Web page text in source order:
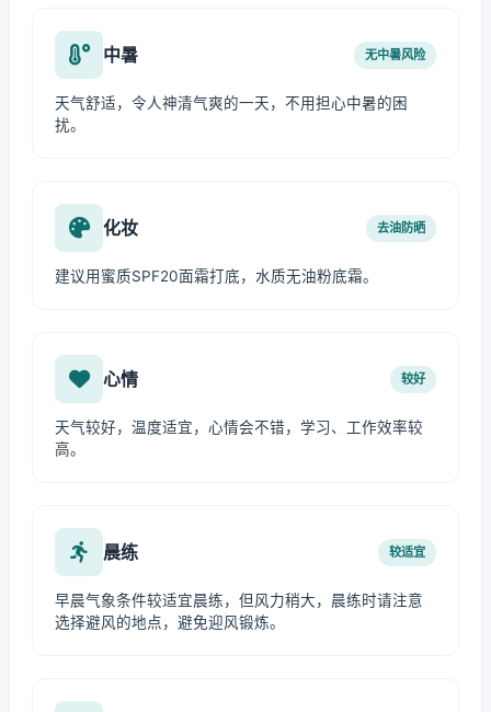
中暑 无中暑风险
天气舒适，令人神清气爽的一天，不用担心中暑的困
扰。
化妆 去油防晒
建议用蜜质SPF20面霜打底，水质无油粉底霜。
心情 较好
天气较好，温度适宜，心情会不错，学习、工作效率较
高。
晨练 较适宜
早晨气象条件较适宜晨练，但风力稍大，晨练时请注意
选择避风的地点，避免迎风锻炼。